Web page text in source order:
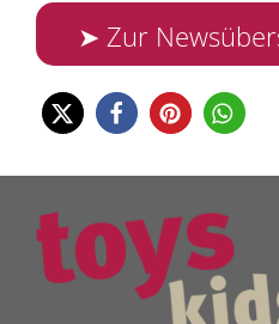
➤ Zur